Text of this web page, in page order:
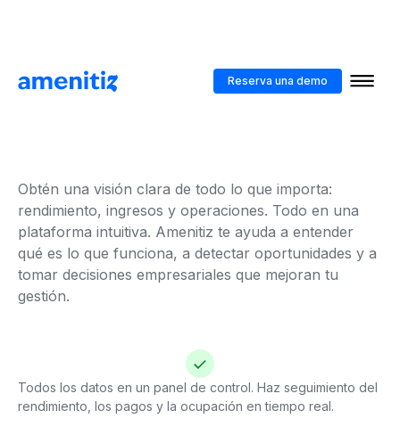
Reserva una demo
Toma el control total
Obtén una visión clara de todo lo que importa:
rendimiento, ingresos y operaciones. Todo en una
plataforma intuitiva. Amenitiz te ayuda a entender
qué es lo que funciona, a detectar oportunidades y a
tomar decisiones empresariales que mejoran tu
gestión.
Todos los datos en un panel de control. Haz seguimiento del
rendimiento, los pagos y la ocupación en tiempo real.